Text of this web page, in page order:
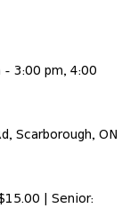
3:00 pm, 4:00
Scarborough, ON
| Senior: